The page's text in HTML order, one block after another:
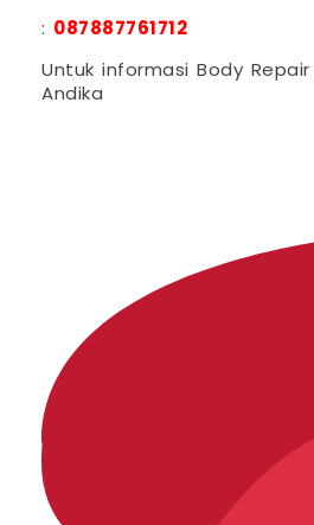
: 087887761712
Untuk informasi Body
Andika